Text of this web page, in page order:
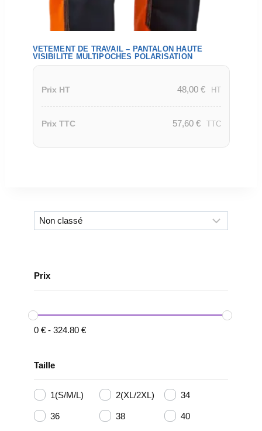
VETEMENT DE TRAVAIL – PANTALON HAUTE
VISIBILITE MULTIPOCHES POLARISATION
Prix HT 48,00 € HT
Prix TTC 57,60 € TTC
Prix
0 € - 324.80 €
Taille
1(S/M/L) 2(XL/2XL) 34
36 38 40